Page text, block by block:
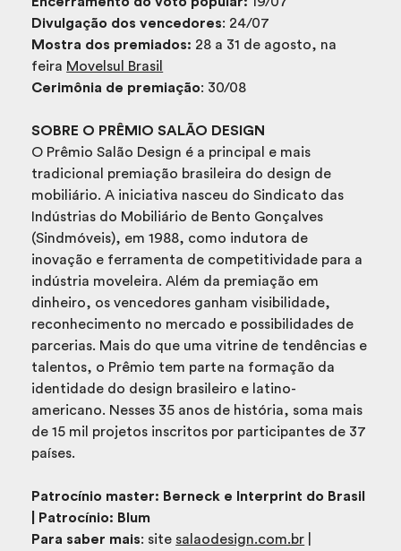
Divulgação dos vencedores: 24/07
Mostra dos premiados: 28 a 31 de agosto, na
feira Movelsul Brasil
Cerimônia de premiação: 30/08
SOBRE O PRÊMIO SALÃO DESIGN
O Prêmio Salão Design é a principal e mais
tradicional premiação brasileira do design de
mobiliário. A iniciativa nasceu do Sindicato das
Indústrias do Mobiliário de Bento Gonçalves
(Sindmóveis), em 1988, como indutora de
inovação e ferramenta de competitividade para a
indústria moveleira. Além da premiação em
dinheiro, os vencedores ganham visibilidade,
reconhecimento no mercado e possibilidades de
parcerias. Mais do que uma vitrine de tendências e
talentos, o Prêmio tem parte na formação da
identidade do design brasileiro e latino-
americano. Nesses 35 anos de história, soma mais
de 15 mil projetos inscritos por participantes de 37
países.
Patrocínio master: Berneck e Interprint do Brasil
| Patrocínio: Blum
Para saber mais: site salaodesign.com.br